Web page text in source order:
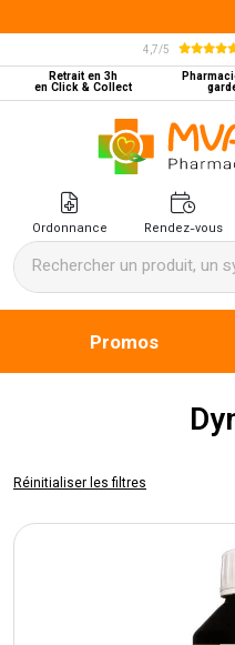
4,7/5
Retrait en 3h
en Click & Collect
Ordonnance Rendez-vous
Promos
Réinitialiser les filtres